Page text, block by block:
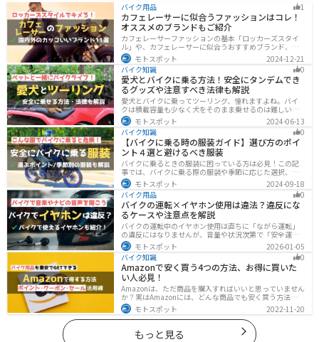
バイク用品 1
カフェレーサーに似合うファッションはコレ！
オススメのブランドもご紹介
カフェレーサーファッションの基本「ロッカーズスタイ
ル」や、カフェレーサーに似合うおすすめブランド、定
番アイテムを詳しく紹介。個性を引き立てるコーデのコ
ツや季節に合ったアイテム選び、愛車とのマッチング方
法も解説します。
モトスポット
2024-12-21
バイク知識
0
愛犬とバイクに乗る方法！安全にタンデムでき
るグッズや注意すべき法律も解説
愛犬とバイクに乗ってツーリング、憧れますよね。バイ
クは積載容量も少なく犬をそのまま乗せるのは難しいで
すが、専用アイテムを使えば実現できます。この記事で
は、安全に楽しむために必要な知識やグッズをまとめま
した。しっかりと準備して愛犬とバイクライフを満喫し
ましょう！
モトスポット
2024-06-13
バイク知識
0
【バイクに乗る時の服装ガイド】選び方のポイ
ント４選と避けるべき服装
バイクに乗るときの服装に困っている方は必見！この記
事では、バイクに乗る際の服装や季節に応じた選択、避
けるべき服装について解説しています。実は、安全性だ
けでなく、快適性も重要視することが大切です。この記
事を読めば、最適なバイクウェアを選ぶヒントが得られ
ます。
モトスポット
2024-09-18
バイク用品
0
バイクの運転×イヤホン使用は違法？違反にな
るケースや注意点を解説
バイクの運転中のイヤホン使用は直ちに「ながら運転」
の違反にはなりませんが、音量や状況次第で「安全運転
義務違反」や各都道府県の「道路交通法施行細則」に抵
触する恐れがあります。周囲の音が聞こえる適切な音量
を保ち、スマホ操作は厳禁。耳を塞がない骨伝導イヤホ
ンや、ヘルメット用スピーカーの活用も安全な音楽体験
には有効な選択肢です。
モトスポット
2026-01-05
バイク知識
0
Amazonで安く買う4つの方法、お得に買いた
い人必見！
Amazonは、ただ商品を購入すればいいと思っていません
か？実はAmazonには、どんな商品でも安く買う方法が存
在します。この記事では、Amazonでお得に買う方法を4
つ紹介します！Amazonギフト券をやAmazonポイント、
Amazonプライム、タイムセールを活用して安くお得に買
いましょう。
モトスポット 2022-11-20
もっと見る